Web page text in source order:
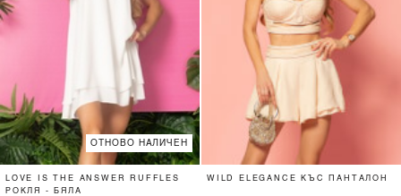
ОТНОВО НАЛИЧЕН
LOVE IS THE ANSWER RUFFLES
РОКЛЯ - БЯЛА
WILD ELEGANCE КЪС ПАНТАЛОН